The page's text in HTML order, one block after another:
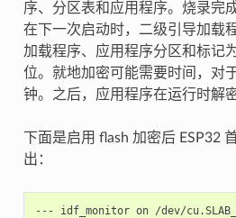
序、分区表和应用程序。烧录完
在下一次启动时，二级引导加载
加载程序、应用程序分区和标记
位。就地加密可能需要时间，对
钟。之后，应用程序在运行时解
下面是启用 flash 加密后 ESP32
出：
--- idf_monitor on /dev/